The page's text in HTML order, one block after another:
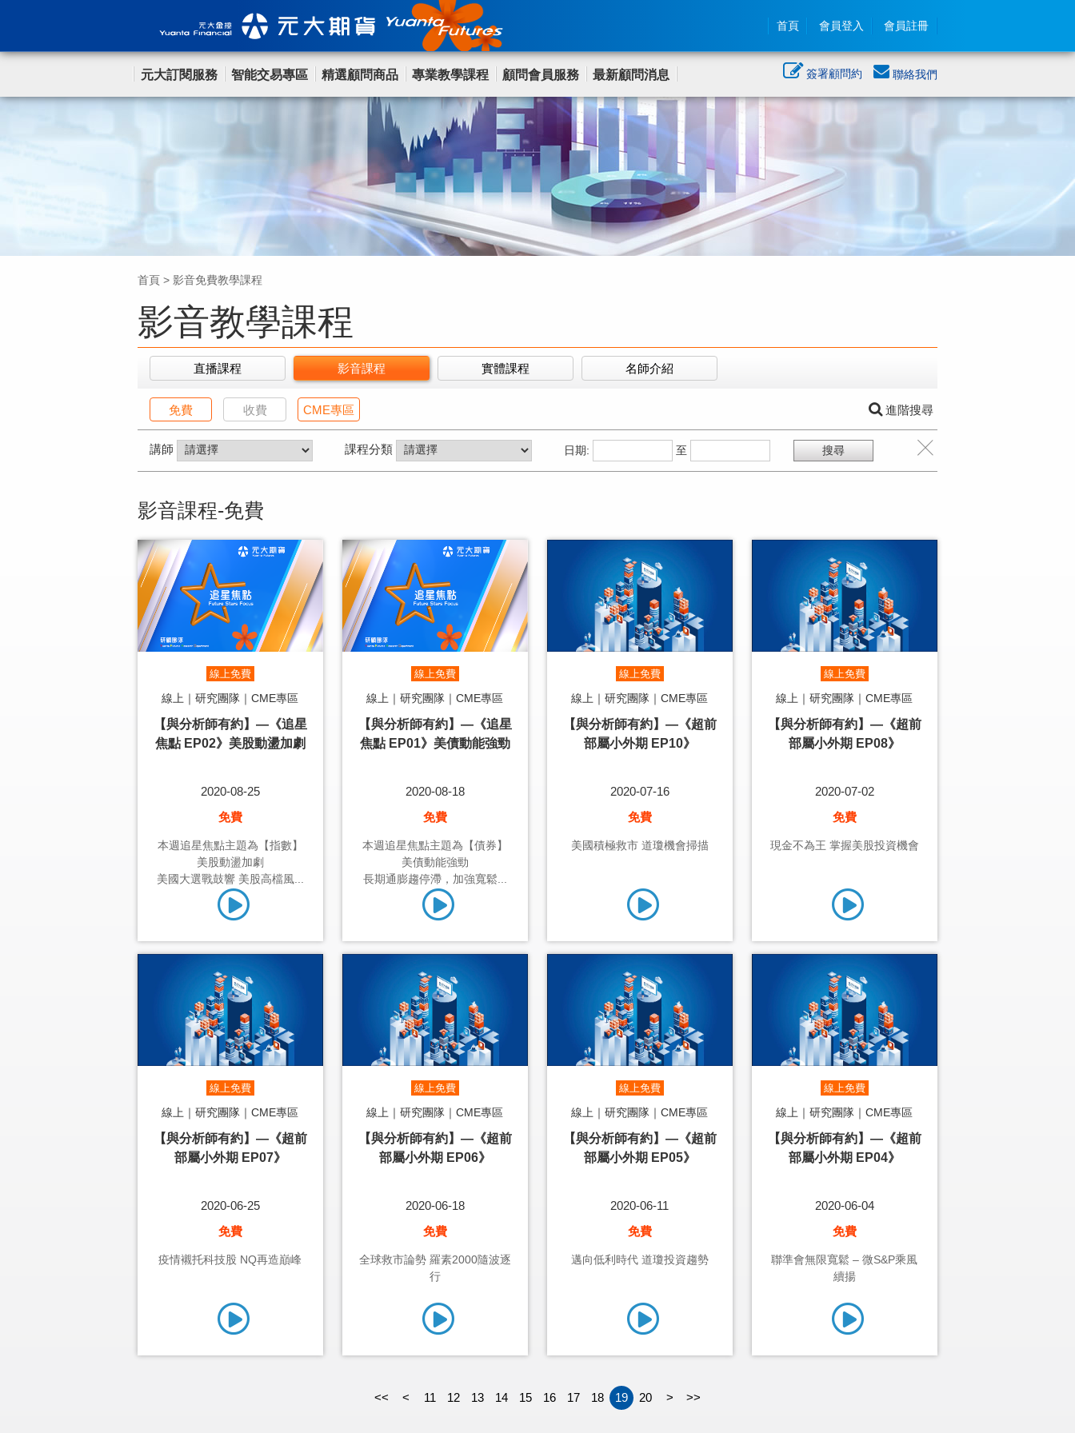
首頁 會員登入 會員註冊
元大訂閱服務 智能交易專區 精選顧問商品 專業教學課程 顧問會員服務 最新顧問消息 簽署顧問約 聯絡我們
首頁 > 影音免費教學課程
影音教學課程
直播課程 影音課程 實體課程 名師介紹
免費 收費 CME專區 進階搜尋
講師 課程分類 日期: 至
影音課程-免費
線上免費
線上｜研究團隊｜CME專區
【與分析師有約】—《追星
焦點 EP02》美股動盪加劇
2020-08-25
免費
本週追星焦點主題為【指數】
美股動盪加劇
美國大選戰鼓響 美股高檔風...
線上免費
線上｜研究團隊｜CME專區
【與分析師有約】—《追星
焦點 EP01》美債動能強勁
2020-08-18
免費
本週追星焦點主題為【債券】
美債動能強勁
長期通膨趨停滯，加強寬鬆...
線上免費
線上｜研究團隊｜CME專區
【與分析師有約】—《超前
部屬小外期 EP10》
2020-07-16
免費
美國積極救市 道瓊機會掃描
線上免費
線上｜研究團隊｜CME專區
【與分析師有約】—《超前
部屬小外期 EP08》
2020-07-02
免費
現金不為王 掌握美股投資機會
線上免費
線上｜研究團隊｜CME專區
【與分析師有約】—《超前
部屬小外期 EP07》
2020-06-25
免費
疫情襯托科技股 NQ再造巔峰
線上免費
線上｜研究團隊｜CME專區
【與分析師有約】—《超前
部屬小外期 EP06》
2020-06-18
免費
全球救市論勢 羅素2000隨波逐
行
線上免費
線上｜研究團隊｜CME專區
【與分析師有約】—《超前
部屬小外期 EP05》
2020-06-11
免費
邁向低利時代 道瓊投資趨勢
線上免費
線上｜研究團隊｜CME專區
【與分析師有約】—《超前
部屬小外期 EP04》
2020-06-04
免費
聯準會無限寬鬆 – 微S&P乘風
續揚
<< < 11 12 13 14 15 16 17 18 19 20 > >>